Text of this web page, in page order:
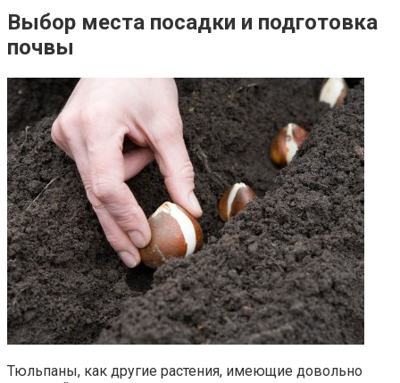
Выбор места посадки и подготовка
почвы
Тюльпаны, как другие растения, имеющие довольно